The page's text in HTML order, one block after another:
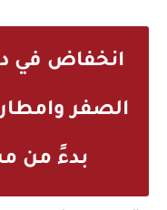
انخفاض في
الصفر
بدءً من